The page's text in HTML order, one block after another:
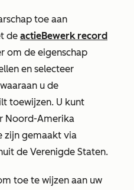
toe aan
de actieBewerk record
om de eigenschap
en selecteer
u de
toewijzen. U kunt
Noord-Amerika
zijn gemaakt via
de Verenigde Staten.
toe te wijzen aan uw